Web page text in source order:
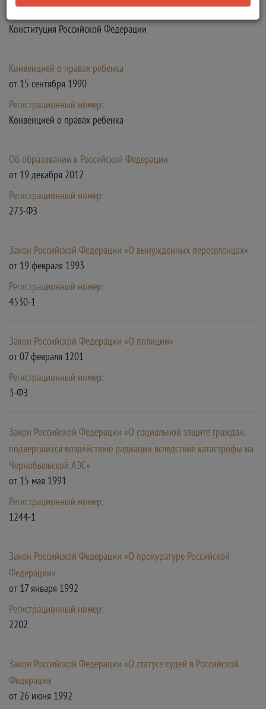
Конституция Российской Федерации
Конвенцией о правах ребенка
от 15 сентября 1990
Регистрационный номер:
Конвенцией о правах ребенка
Об образовании в Российской Федерации
от 19 декабря 2012
Регистрационный номер:
273-ФЗ
Закон Российской Федерации «О вынужденных переселенцах»
от 19 февраля 1993
Регистрационный номер:
4530-1
Закон Российской Федерации «О полиции»
от 07 февраля 1201
Регистрационный номер:
3-ФЗ
Закон Российской Федерации «О социальной защите граждан,
подвергшихся воздействию радиации вследствие катастрофы на
Чернобыльской АЭС»
от 15 мая 1991
Регистрационный номер:
1244-1
Закон Российской Федерации «О прокуратуре Российской
Федерации»
от 17 января 1992
Регистрационный номер:
2202
Закон Российской Федерации «О статусе судей в Российской
Федерации
от 26 июня 1992